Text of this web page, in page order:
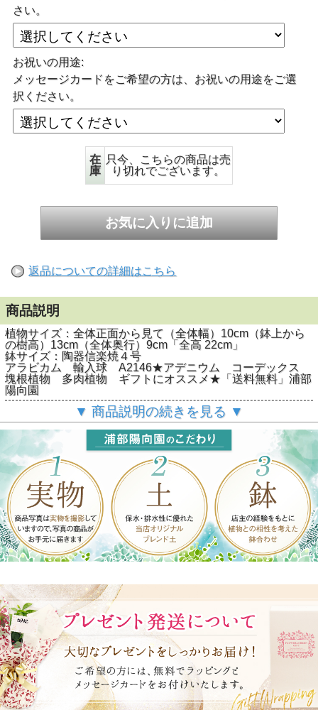
さい。
お祝いの用途:
メッセージカードをご希望の方は、お祝いの用途をご選
択ください。
在
庫
只今、こちらの商品は売
り切れでございます。
返品についての詳細はこちら
商品説明
植物サイズ：全体正面から見て（全体幅）10cm（鉢上から
の樹高）13cm（全体奥行）9cm「全高 22cm」
鉢サイズ：陶器信楽焼４号
アラビカム 輸入球 A2146★アデニウム コーデックス
塊根植物 多肉植物 ギフトにオススメ★「送料無料」浦部
陽向園
▼ 商品説明の続きを見る ▼